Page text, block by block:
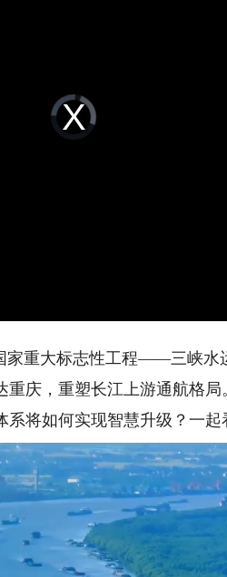
Video
Player
loading.
重大标志性工程——三峡水
庆，重塑长江上游通航格
将如何实现智慧升级？一起